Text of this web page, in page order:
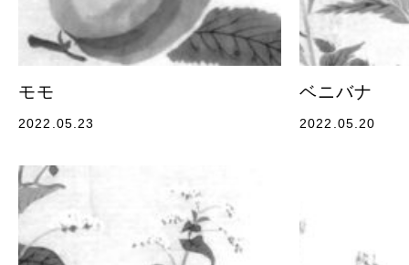
モモ
2022.05.23
ベニバナ
2022.05.20